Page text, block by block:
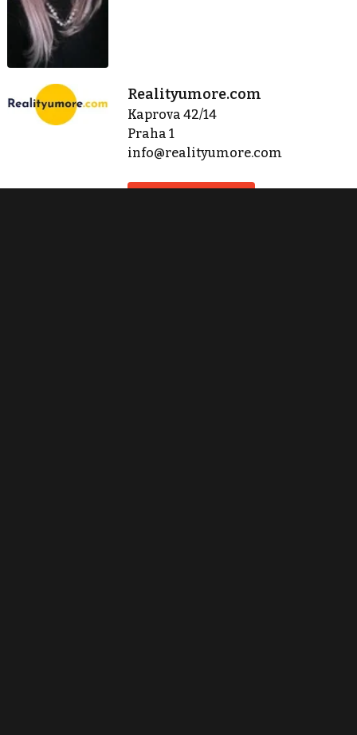
Realityumore.com
Kaprova 42/14
Praha 1
info@realityumore.com